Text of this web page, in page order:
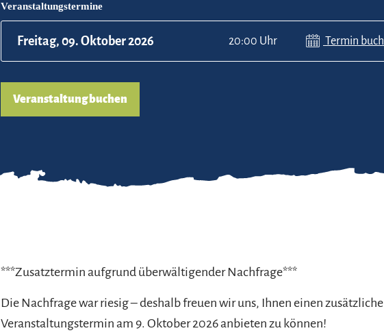
Veranstaltungstermine
Freitag, 09. Oktober 2026 20:00 Uhr Termin
Veranstaltung buchen
***Zusatztermin aufgrund überwältigender Nachfrage***
Die Nachfrage war riesig – deshalb freuen wir uns, Ihnen einen
Veranstaltungstermin am 9. Oktober 2026 anbieten zu können!